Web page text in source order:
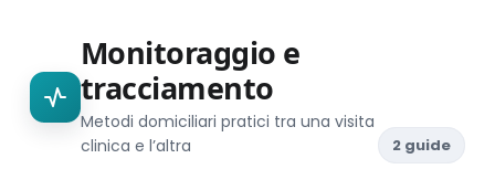
Monitoraggio e
tracciamento
Metodi domiciliari pratici tra una visita
clinica e l’altra
2 guide